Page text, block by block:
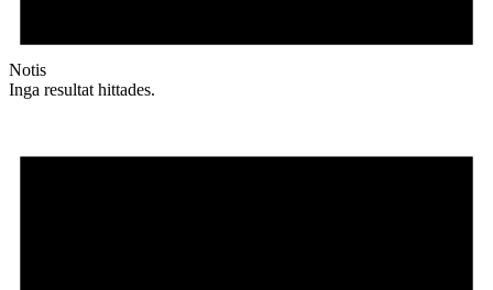
Notis
Inga resultat hittades.